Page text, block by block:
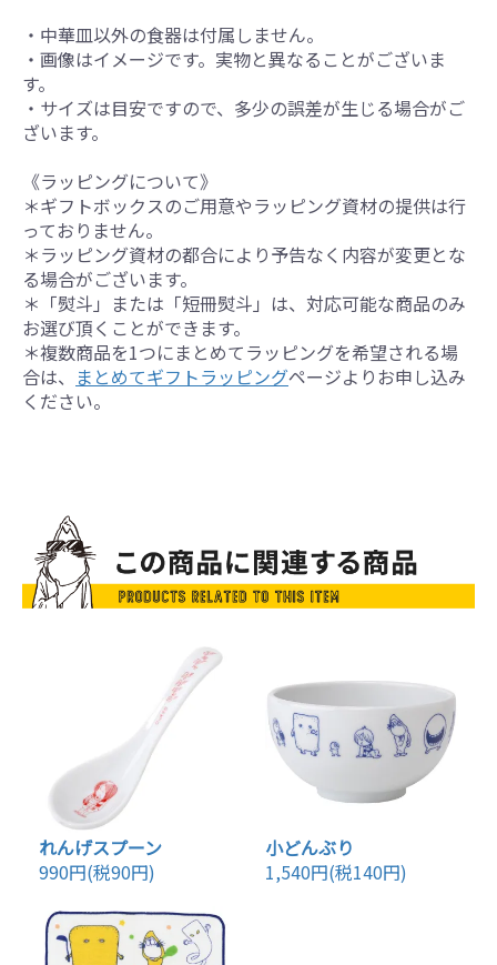
・中華皿以外の食器は付属しません。
・画像はイメージです。実物と異なることがございま
す。
・サイズは目安ですので、多少の誤差が生じる場合がご
ざいます。
《ラッピングについて》
＊ギフトボックスのご用意やラッピング資材の提供は行
っておりません。
＊ラッピング資材の都合により予告なく内容が変更とな
る場合がございます。
＊「熨斗」または「短冊熨斗」は、対応可能な商品のみ
お選び頂くことができます。
＊複数商品を1つにまとめてラッピングを希望される場
合は、 まとめてギフトラッピングページよりお申し込み
ください。
れんげスプーン
990円(税90円)
小どんぶり
1,540円(税140円)